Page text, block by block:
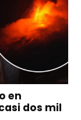
en
dos mil